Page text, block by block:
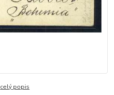
celý popis